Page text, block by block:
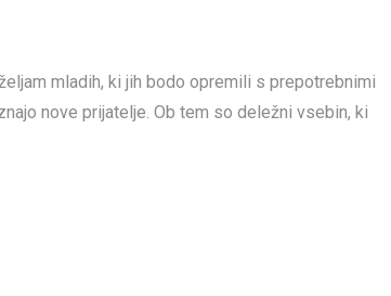
mladih, ki jih bodo opremili s prepotrebnimi
nove prijatelje. Ob tem so deležni vsebin, ki